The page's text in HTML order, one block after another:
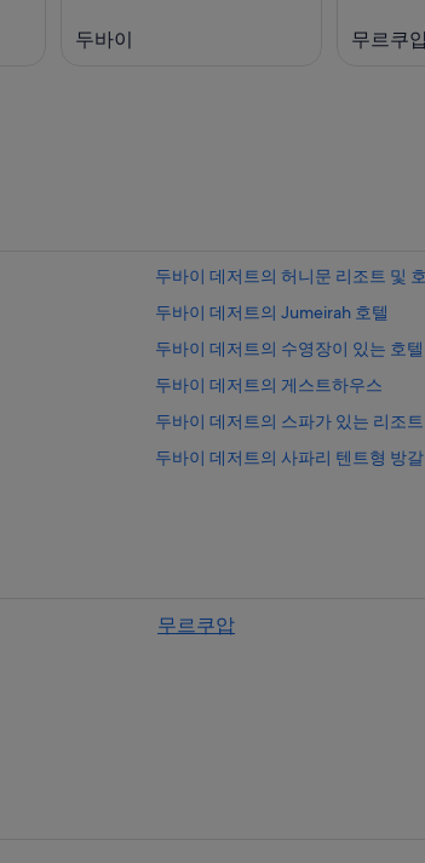
두바이 무르쿠
두바이 데저트의 허니문 리조트 및
두바이 데저트의 Jumeirah 호텔
두바이 데저트의 수영장이 있는 호텔
두바이 데저트의 게스트하우스
두바이 데저트의 스파가 있는 리조
두바이 데저트의 사파리 텐트형 방
무르쿠압